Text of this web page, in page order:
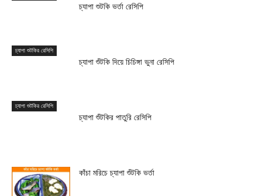
চ্যাপা শুটকি ভর্তা রেসিপি
চ্যাপা শুটকির রেসিপি
চ্যাপা শুঁটকি দিয়ে চিচিঙ্গা ভুনা রেসিপি
চ্যাপা শুটকির রেসিপি
চ্যাপা শুঁটকির পাতুরি রেসিপি
কাঁচা মরিচে চ্যাপা শুঁটকি ভর্তা